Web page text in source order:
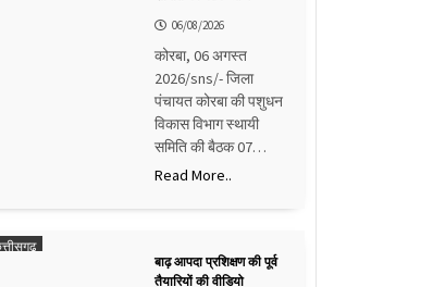
06/08/2026
कोरबा, 06 अगस्त
2026/sns/- जिला
पंचायत कोरबा की पशुधन
विकास विभाग स्थायी
समिति की बैठक 07…
Read More..
बाढ़ आपदा प्रशिक्षण की पूर्व
तैयारियों की वीडियो